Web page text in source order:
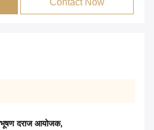
Contact Now
दराज आयोजक,